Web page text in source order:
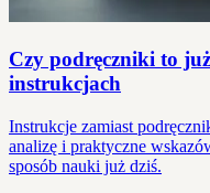
Czy podręczniki to
instrukcjach
Instrukcje zamiast
analizę i praktyczne
sposób nauki już dziś.